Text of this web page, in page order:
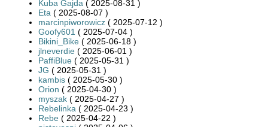
Kuba Gajda ( 2025-08-31 )
Eta ( 2025-08-07 )
marcinpiworowicz ( 2025-07-12 )
Goofy601 ( 2025-07-04 )
Bikini_Bike ( 2025-06-18 )
jlneverdie ( 2025-06-01 )
PaffiBlue ( 2025-05-31 )
JG ( 2025-05-31 )
kambis ( 2025-05-30 )
Orion ( 2025-04-30 )
myszak ( 2025-04-27 )
Rebelinka ( 2025-04-23 )
Rebe ( 2025-04-22 )